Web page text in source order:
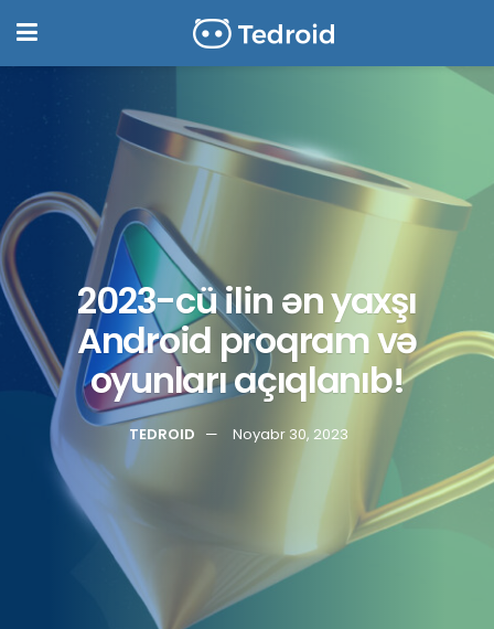
2023-cü ilin ən yaxşı
Android proqram və
oyunları açıqlanıb!
TEDROID Noyabr 30, 2023